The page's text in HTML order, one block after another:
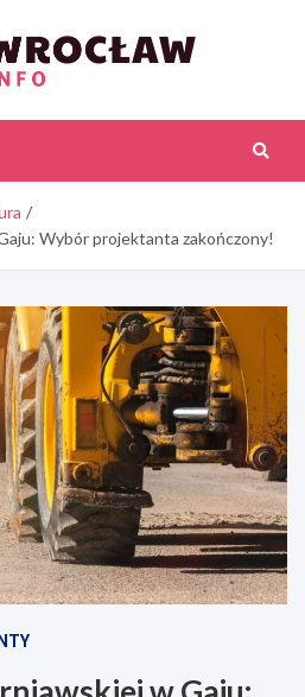
Wybór projektanta zakończony!